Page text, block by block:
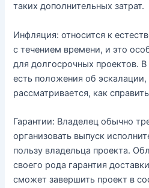
таких дополнительных затрат.
Инфляция: относится к
с течением времени, и это
для долгосрочных проектов.
есть положения об
рассматривается, как
Гарантии: Владелец обычно
организовать выпуск
пользу владельца проекта.
своего рода гарантия
сможет завершить проект в